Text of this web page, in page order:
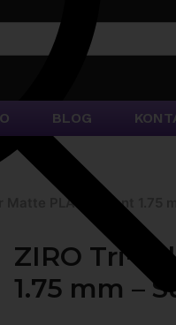
BLOG
Matte PLA Filament 1.75
ZIRO Tri-
1.75 mm –